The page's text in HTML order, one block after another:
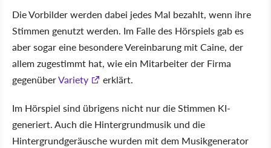
Die Vorbilder werden dabei jedes Mal bezahlt, wenn ihre
Stimmen genutzt werden. Im Falle des Hörspiels gab es
aber sogar eine besondere Vereinbarung mit Caine, der
allem zugestimmt hat, wie ein Mitarbeiter der Firma
gegenüberVariety erklärt.
Im Hörspiel sind übrigens nicht nur die Stimmen KI-
generiert. Auch die Hintergrundmusik und die
Hintergrundgeräusche wurden mit dem Musikgenerator